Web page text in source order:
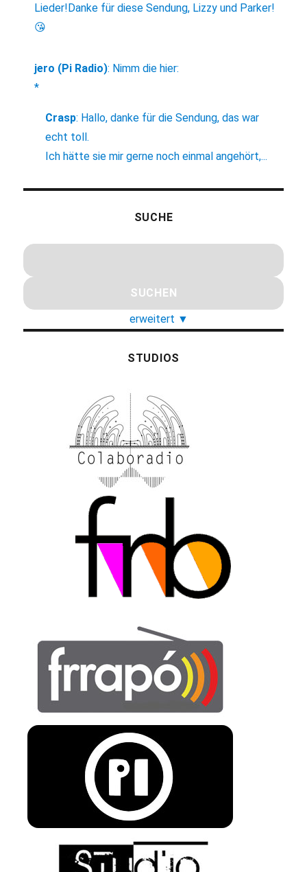
Lieder!Danke für diese Sendung, Lizzy und Parker!
😘
jero (Pi Radio): Nimm die hier:
*
Crasp: Hallo, danke für die Sendung, das war
echt toll.
Ich hätte sie mir gerne noch einmal angehört,...
SUCHE
erweitert ▼
STUDIOS